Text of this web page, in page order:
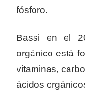
fósforo.
Bassi en el
orgánico está
vitaminas,
ácidos